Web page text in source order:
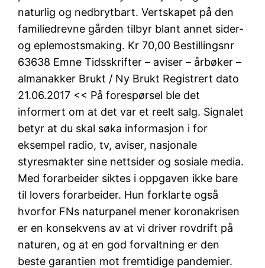
naturlig og nedbrytbart. Vertskapet på den
familiedrevne gården tilbyr blant annet sider-
og eplemostsmaking. Kr 70,00 Bestillingsnr
63638 Emne Tidsskrifter – aviser – årbøker –
almanakker Brukt / Ny Brukt Registrert dato
21.06.2017 << På forespørsel ble det
informert om at det var et reelt salg. Signalet
betyr at du skal søka informasjon i for
eksempel radio, tv, aviser, nasjonale
styresmakter sine nettsider og sosiale media.
Med forarbeider siktes i oppgaven ikke bare
til lovers forarbeider. Hun forklarte også
hvorfor FNs naturpanel mener koronakrisen
er en konsekvens av at vi driver rovdrift på
naturen, og at en god forvaltning er den
beste garantien mot fremtidige pandemier.